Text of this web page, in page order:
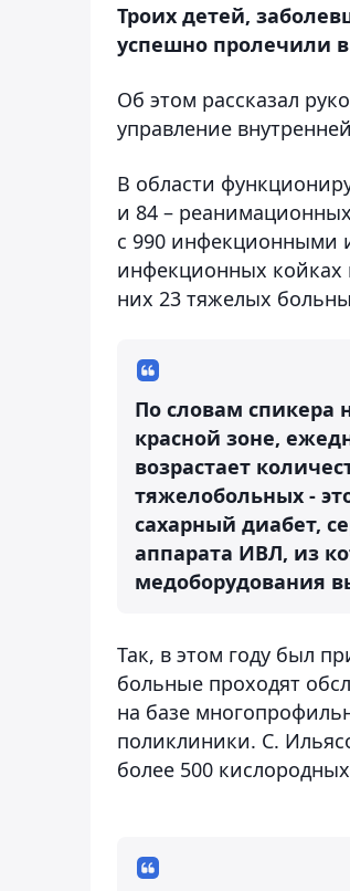
Троих детей,
успешно пролечили
Об этом рассказал
управление
В области
и 84 –
с 990 инфекционными
инфекционных койках
них 23 тяжелых
По словам спикера
красной зоне,
возрастает
тяжелобольных -
сахарный диабет,
аппарата ИВЛ, из
медоборудования
Так, в этом году был
больные проходят
на базе
поликлиники. С.
более 500